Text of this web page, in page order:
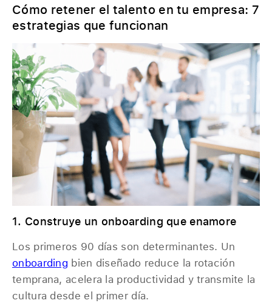
Cómo retener el talento en tu empresa: 7
estrategias que funcionan
1. Construye un onboarding que enamore
Los primeros 90 días son determinantes. Un
onboarding bien diseñado reduce la rotación
temprana, acelera la productividad y transmite la
cultura desde el primer día.